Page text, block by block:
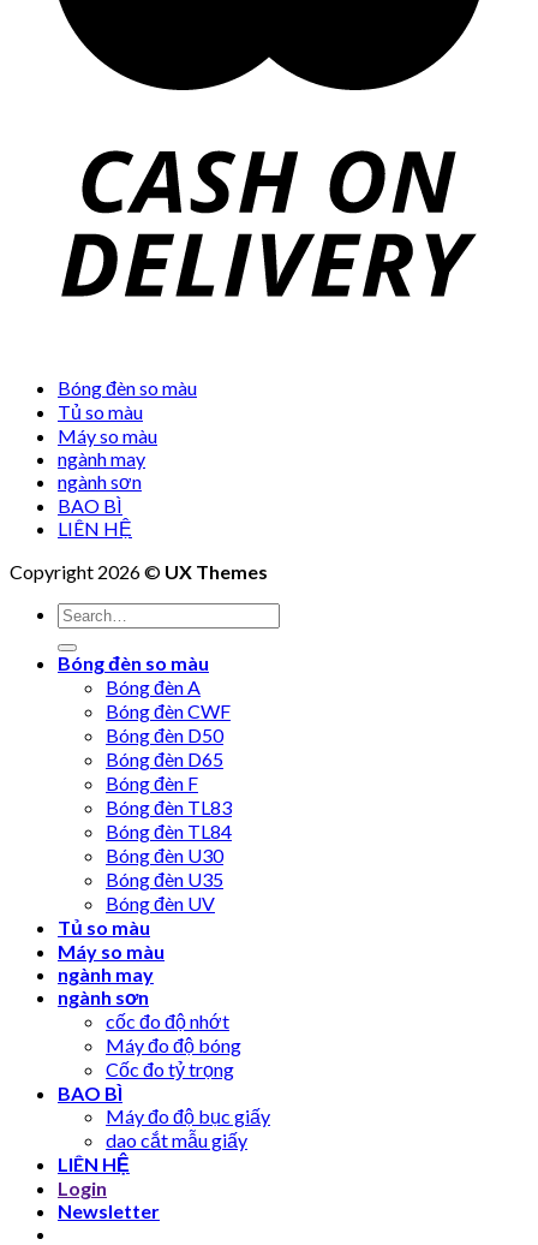
Bóng đèn so màu
Tủ so màu
Máy so màu
ngành may
ngành sơn
BAO BÌ
LIÊN HỆ
Copyright 2026 © UX Themes
Bóng đèn so màu
Bóng đèn A
Bóng đèn CWF
Bóng đèn D50
Bóng đèn D65
Bóng đèn F
Bóng đèn TL83
Bóng đèn TL84
Bóng đèn U30
Bóng đèn U35
Bóng đèn UV
Tủ so màu
Máy so màu
ngành may
ngành sơn
cốc đo độ nhớt
Máy đo độ bóng
Cốc đo tỷ trọng
BAO BÌ
Máy đo độ bục giấy
dao cắt mẫu giấy
LIÊN HỆ
Login
Newsletter